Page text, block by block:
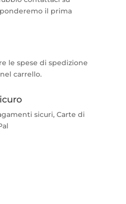
il prima
le spese di spedizione
carrello.
sicuri, Carte di